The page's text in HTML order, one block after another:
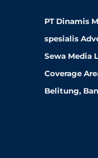
PT Dinamis
spesialis
Sewa Media
Coverage
Belitung,